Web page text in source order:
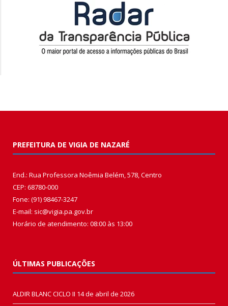
PREFEITURA DE VIGIA DE NAZARÉ
End.: Rua Professora Noêmia Belém, 578, Centro
CEP: 68780-000
Fone: (91) 98467-3247
E-mail: sic@vigia.pa.gov.br
Horário de atendimento: 08:00 às 13:00
ÚLTIMAS PUBLICAÇÕES
ALDIR BLANC CICLO II 14 de abril de 2026